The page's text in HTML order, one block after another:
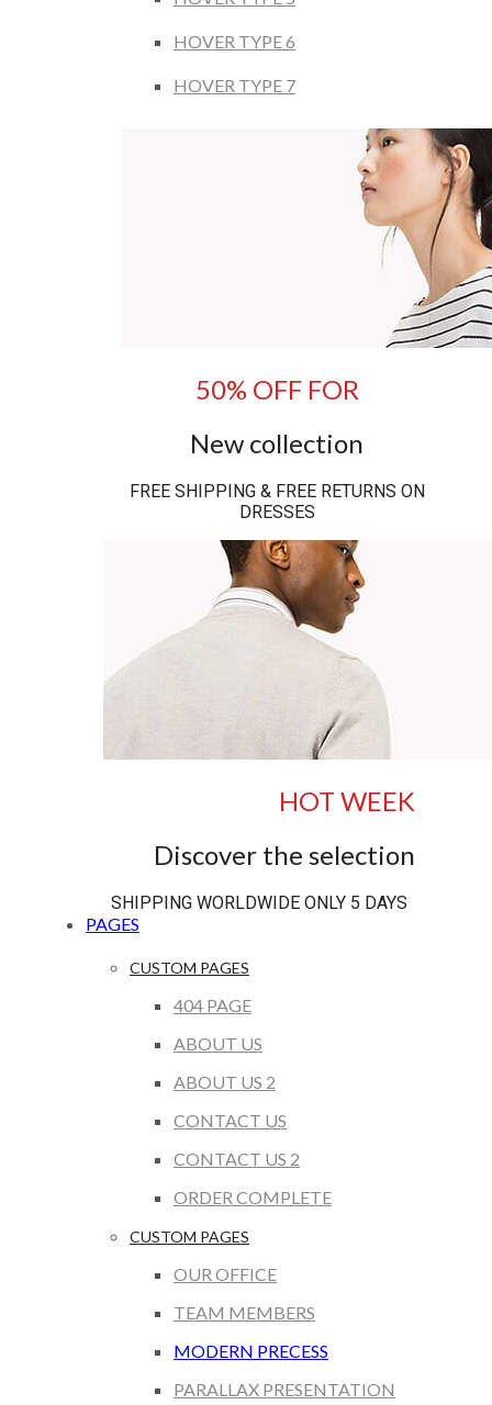
HOVER TYPE 6
HOVER TYPE 7
50% OFF FOR
New collection
FREE SHIPPING & FREE RETURNS ON
DRESSES
HOT WEEK
Discover the selection
SHIPPING WORLDWIDE ONLY 5 DAYS
PAGES
CUSTOM PAGES
404 PAGE
ABOUT US
ABOUT US 2
CONTACT US
CONTACT US 2
ORDER COMPLETE
CUSTOM PAGES
OUR OFFICE
TEAM MEMBERS
MODERN PRECESS
PARALLAX PRESENTATION